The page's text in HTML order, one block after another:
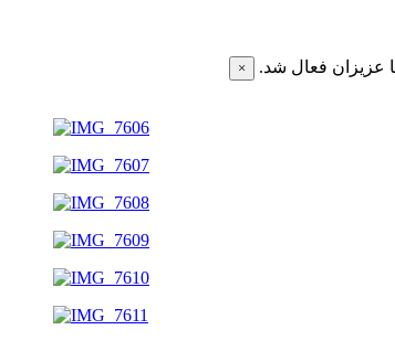
عزیزان فعال شد. ×